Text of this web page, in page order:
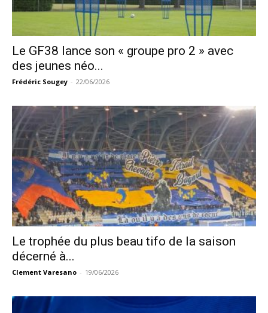
Le GF38 lance son « groupe pro 2 » avec
des jeunes néo...
Frédéric Sougey - 22/06/2026
Le trophée du plus beau tifo de la saison
décerné à...
Clement Varesano - 19/06/2026